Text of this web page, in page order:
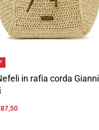
in rafia corda Gianni
87,50